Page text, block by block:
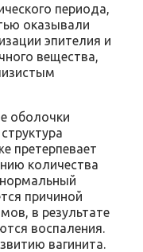
периода,
оказывали
эпителия и
вещества,
оболочки
претерпевает
количества
причиной
в результате
воспаления.
вагинита.